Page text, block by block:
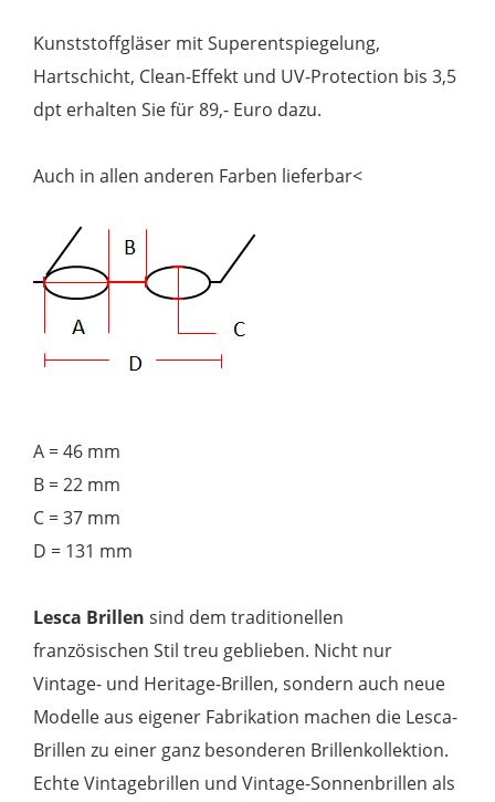
Kunststoffgläser mit Superentspiegelung,
Hartschicht, Clean-Effekt und UV-Protection bis 3,5
dpt erhalten Sie für 89,- Euro dazu.
Auch in allen anderen Farben lieferbar<
A = 46 mm
B = 22 mm
C = 37 mm
D = 131 mm
Lesca Brillen sind dem traditionellen
französischen Stil treu geblieben. Nicht nur
Vintage- und Heritage-Brillen, sondern auch neue
Modelle aus eigener Fabrikation machen die Lesca-
Brillen zu einer ganz besonderen Brillenkollektion.
Echte Vintagebrillen und Vintage-Sonnenbrillen als